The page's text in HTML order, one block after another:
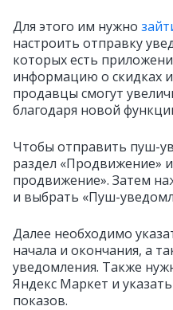
Для этого им нужно
настроить отправку
которых есть
информацию о скидках
продавцы смогут
благодаря новой
Чтобы отправить пуш-
раздел «Продвижение»
продвижение». Затем
и выбрать «Пуш-
Далее необходимо
начала и окончания, а
уведомления. Также
Яндекс Маркет и
показов.